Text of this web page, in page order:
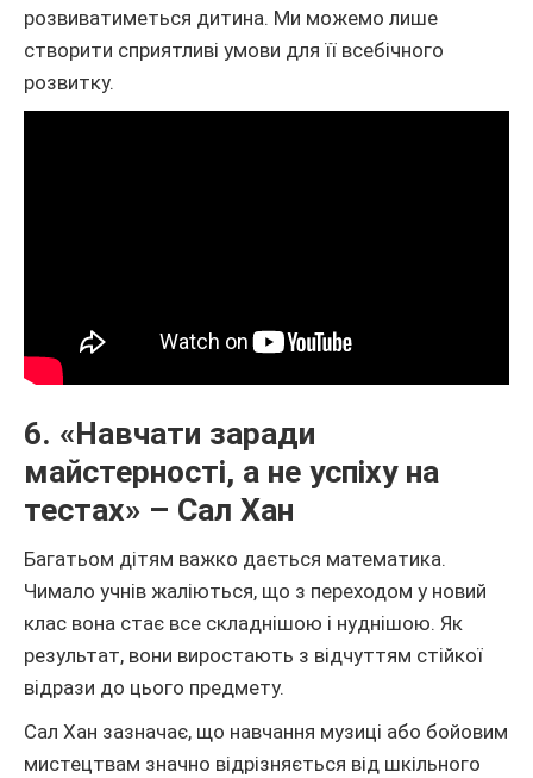
розвиватиметься дитина. Ми можемо лише
створити сприятливі умови для її всебічного
розвитку.
6. «Навчати заради
майстерності, а не успіху на
тестах» – Сал Хан
Багатьом дітям важко дається математика.
Чимало учнів жаліються, що з переходом у новий
клас вона стає все складнішою і нуднішою. Як
результат, вони виростають з відчуттям стійкої
відрази до цього предмету.
Сал Хан зазначає, що навчання музиці або бойовим
мистецтвам значно відрізняється від шкільного